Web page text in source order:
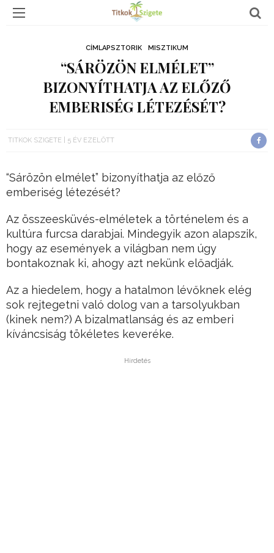
CÍMLAPSZTORIK MISZTIKUM
“SÁRÖZÖN ELMÉLET”
BIZONYÍTHATJA AZ ELŐZŐ
EMBERISÉG LÉTEZÉSÉT?
TITKOK SZIGETE 5 ÉV EZELŐTT
“Sárözön elmélet” bizonyíthatja az előző
emberiség létezését?
Az összeesküvés-elméletek a történelem és a
kultúra furcsa darabjai. Mindegyik azon alapszik,
hogy az események a világban nem úgy
bontakoznak ki, ahogy azt nekünk előadják.
Az a hiedelem, hogy a hatalmon lévőknek elég
sok rejtegetni való dolog van a tarsolyukban
(kinek nem?) A bizalmatlanság és az emberi
kíváncsiság tökéletes keveréke.
Hirdetés